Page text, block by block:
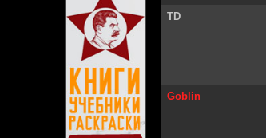
TD
Goblin